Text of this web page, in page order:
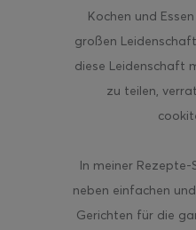
Kochen und
großen
diese Leidenschaft
zu teilen,
In meiner
neben einfachen
Gerichten für die